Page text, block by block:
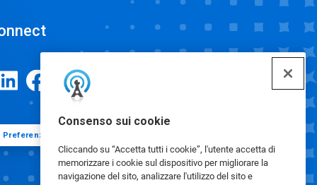
Consenso sui cookie
Cliccando su “Accetta tutti i cookie”, l'utente accetta di
memorizzare i cookie sul dispositivo per migliorare la
navigazione del sito, analizzare l'utilizzo del sito e
Preferenze cookie